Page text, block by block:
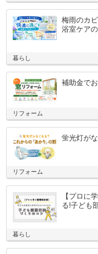
梅雨のカ
浴室ケア
暮らし
補助金で
リフォーム
蛍光灯が
リフォーム
【プロに
る!子ども
暮らし